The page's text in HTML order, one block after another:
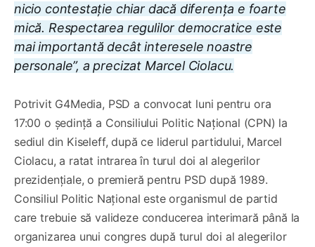
nicio contestație chiar dacă diferența e foarte
mică. Respectarea regulilor democratice este
mai importantă decât interesele noastre
personale”, a precizat Marcel Ciolacu.
Potrivit G4Media, PSD a convocat luni pentru ora
17:00 o ședință a Consiliului Politic Național (CPN) la
sediul din Kiseleff, după ce liderul partidului, Marcel
Ciolacu, a ratat intrarea în turul doi al alegerilor
prezidențiale, o premieră pentru PSD după 1989.
Consiliul Politic Național este organismul de partid
care trebuie să valideze conducerea interimară până la
organizarea unui congres după turul doi al alegerilor